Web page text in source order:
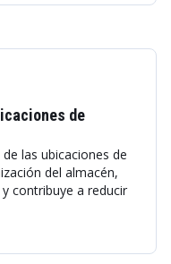
de
las ubicaciones de
del almacén,
contribuye a reducir